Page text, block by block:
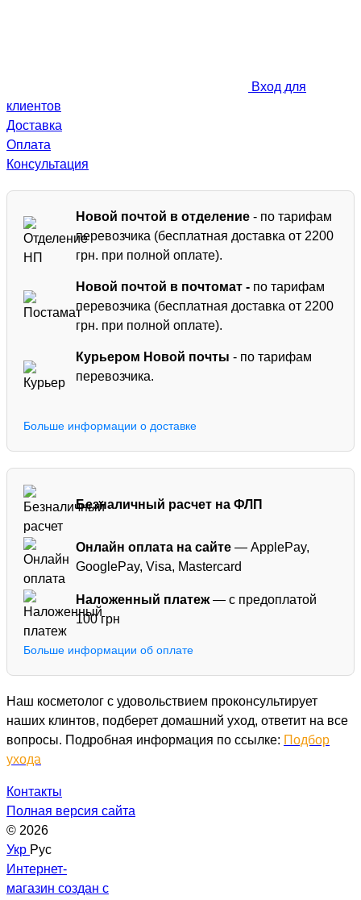
Вход для
клиентов
Доставка
Оплата
Консультация
Новой почтой в отделение - по тарифам
перевозчика (бесплатная доставка от 2200
грн. при полной оплате).
Новой почтой в почтомат - по тарифам
перевозчика (бесплатная доставка от 2200
грн. при полной оплате).
Курьером Новой почты - по тарифам
перевозчика.
Больше информации о доставке
Безналичный расчет на ФЛП
Онлайн оплата на сайте — ApplePay,
GooglePay, Visa, Mastercard
Наложенный платеж— с предоплатой
100 грн
Больше информации об оплате
Наш косметолог с удовольствием проконсультирует
наших клинтов, подберет домашний уход, ответит на все
вопросы. Подробная информация по ссылке: Подбор
ухода
Контакты
Полная версия сайта
© 2026
Укр Рус
Интернет-
магазин создан с